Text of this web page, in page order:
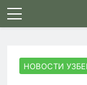
Skip
to
НОВОСТИ